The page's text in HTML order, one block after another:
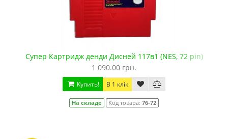
Супер Картридж денди Дисней 117в1 (NES, 72 pin)
1 090.00 грн.
Купить! В 1 клік
На складе Код товара: 76-72